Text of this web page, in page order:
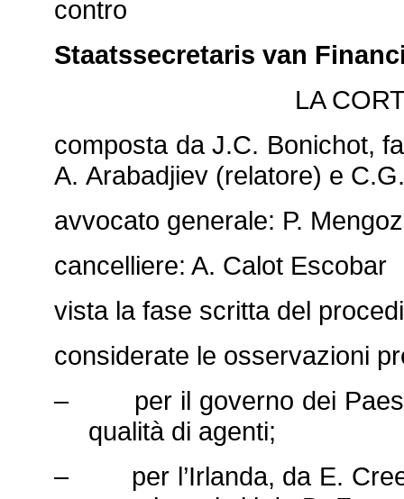
contro
Staatssecretaris van
LA
composta da J.C. Bonichot,
A. Arabadjiev (relatore) e
avvocato generale: P.
cancelliere: A. Calot Escobar
vista la fase scritta del
considerate le osservazioni
– per il governo dei Paesi
qualità di agenti;
– per l’Irlanda, da E.